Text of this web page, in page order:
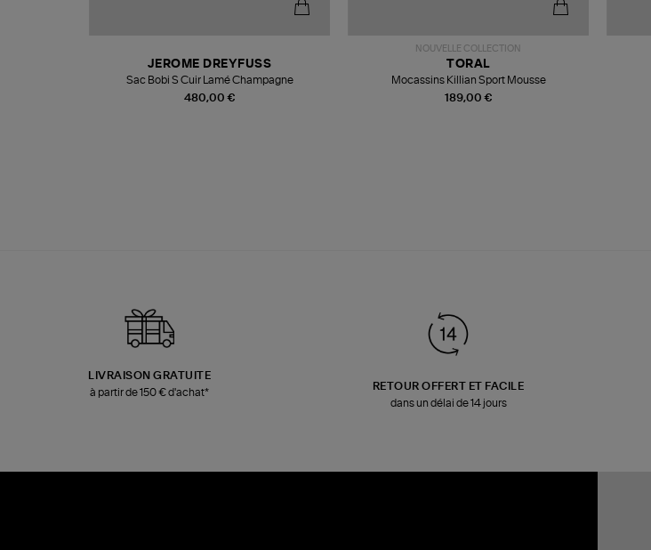
480,00 €
JEROME DREYFUSS
Sac Bobi S Cuir Lamé Champagne
NOUVELLE COLLECTION
189,00 €
TORAL
Mocassins Killian Sport Mousse
LIVRAISON GRATUITE
à partir de 150 € d'achat*
RETOUR OFFERT ET FACILE
dans un délai de 14 jours